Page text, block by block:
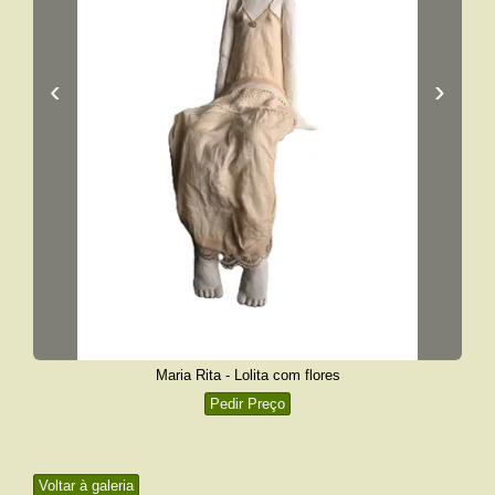
Voltar à galeria
‹ ›
Maria Rita - Lolita com flores
Pedir Preço